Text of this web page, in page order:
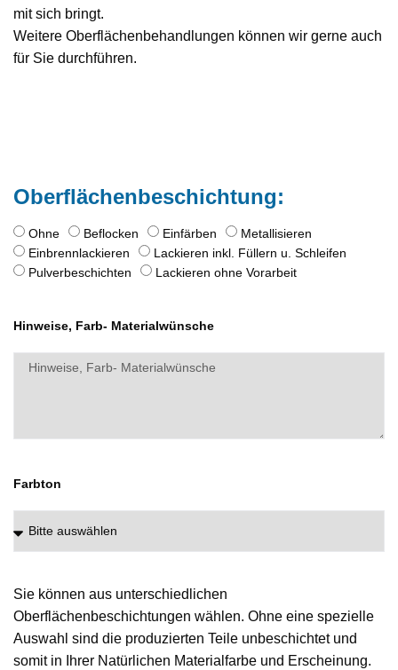
mit sich bringt.
Weitere Oberflächenbehandlungen können wir gerne auch
für Sie durchführen.
Oberflächenbeschichtung:
Ohne Beflocken Einfärben
Metallisieren
Einbrennlackieren
Lackieren inkl. Füllern u. Schleifen
Pulverbeschichten
Lackieren ohne Vorarbeit
Hinweise, Farb- Materialwünsche
Farbton
Sie können aus unterschiedlichen
Oberflächenbeschichtungen wählen. Ohne eine spezielle
Auswahl sind die produzierten Teile unbeschichtet und
somit in Ihrer Natürlichen Materialfarbe und Erscheinung.